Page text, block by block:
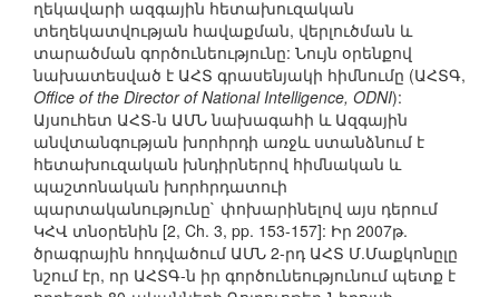
ղեկավարի ազգային հետախուզական
տեղեկատվության հավաքման, վերլուծման և
տարածման գործունեությունը: Նույն օրենքով
նախատեսված է ԱՀՏ գրասենյակի հիմնումը (ԱՀՏԳ,
Office of the Director of National Intelligence, ODNI):
Այսուհետ ԱՀՏ-ն ԱՄՆ նախագահի և Ազգային
անվտանգության խորհրդի առջև ստանձնում է
հետախուզական խնդիրներով հիմնական և
պաշտոնական խորհրդատուի
պարտականությունը` փոխարինելով այս դերում
ԿՀՎ տնօրենին [2, Ch. 3, pp. 153-157]: Իր 2007թ.
ծրագրային հոդվածում ԱՄՆ 2-րդ ԱՀՏ Մ.Մաքկոնըլը
նշում էր, որ ԱՀՏԳ-ն իր գործունեությունում պետք է